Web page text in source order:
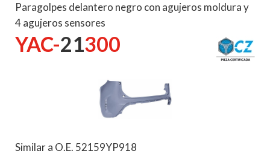
Paragolpes delantero negro con agujeros moldura y
4 agujeros sensores
YAC-21300
Similar a O.E. 52159YP918